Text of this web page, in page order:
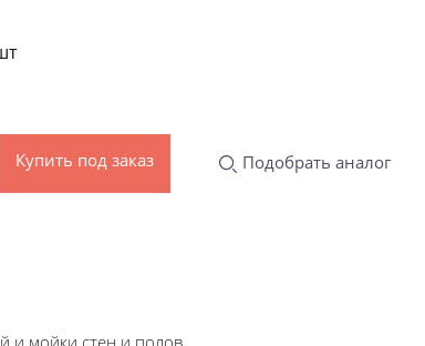
Купить под заказ Подобрать аналог